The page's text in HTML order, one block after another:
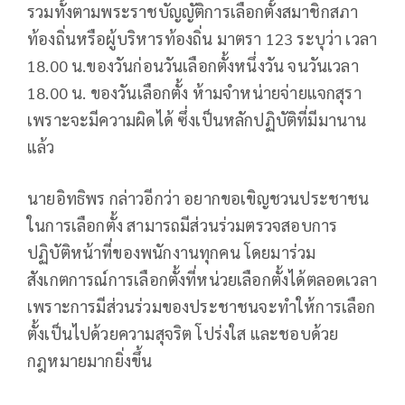
รวมทั้งตามพระราชบัญญัติการเลือกตั้งสมาชิกสภา
ท้องถิ่นหรือผู้บริหารท้องถิ่น มาตรา 123 ระบุว่า เวลา
18.00 น.ของวันก่อนวันเลือกตั้งหนึ่งวัน จนวันเวลา
18.00 น. ของวันเลือกตั้ง ห้ามจำหน่ายจ่ายแจกสุรา
เพราะจะมีความผิดได้ ซึ่งเป็นหลักปฏิบัติที่มีมานาน
แล้ว
นายอิทธิพร กล่าวอีกว่า อยากขอเขิญชวนประชาชน
ในการเลือกตั้ง สามารถมีส่วนร่วมตรวจสอบการ
ปฏิบัติหน้าที่ของพนักงานทุกคน โดยมาร่วม
สังเกตการณ์การเลือกตั้งที่หน่วยเลือกตั้งได้ตลอดเวลา
เพราะการมีส่วนร่วมของประชาชนจะทำให้การเลือก
ตั้งเป็นไปด้วยความสุจริต โปร่งใส และชอบด้วย
กฎหมายมากยิ่งขึ้น